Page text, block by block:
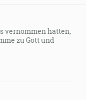
vernommen hatten,
zu Gott und